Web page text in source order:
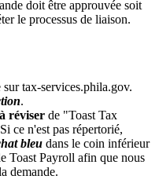
doit être approuvée soit
le processus de liaison.
surtax-services.phila.gov.
.
réviser de "Toast Tax
ce n'est pas répertorié,
bleu dans le coin inférieur
Toast Payroll afin que nous
demande.